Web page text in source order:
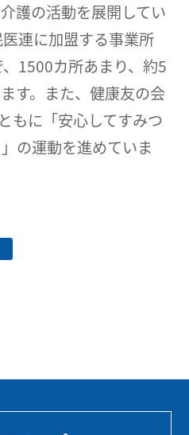
護の活動を展開してい
連に加盟する事業所
1500カ所あまり、約5
す。また、健康友の会
もに「安心してすみつ
の運動を進めていま